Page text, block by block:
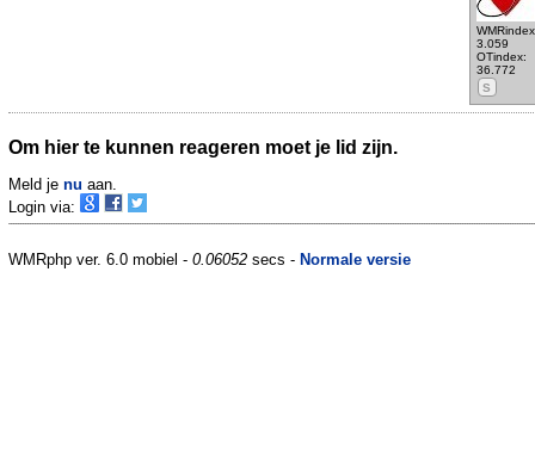
3.059
OTindex:
36.772
S
Om hier te kunnen reageren moet je lid zijn.
Meld je nu aan.
Login via:
WMRphp ver. 6.0 mobiel - 0.06052 secs - Normale versie